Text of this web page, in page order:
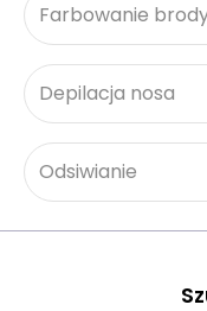
Farbowanie
Depilacja nosa
Odsiwianie